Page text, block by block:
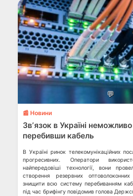
💬
📰 Новини
Звʼязок в Україні
перебивши кабель
В Україні ринок телекомунікаційних
прогресивних. Оператори
найпередовіші технології, вони
створення резервних
знищити всю систему перебиванням
під час брифінгу повідомив голова